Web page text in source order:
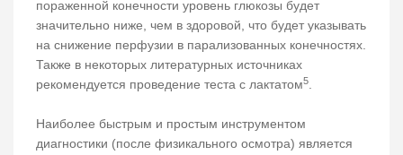
пораженной конечности уровень глюкозы будет
значительно ниже, чем в здоровой, что будет указывать
на снижение перфузии в парализованных конечностях.
Также в некоторых литературных источниках
рекомендуется проведение теста с лактатом5.
Наиболее быстрым и простым инструментом
диагностики (после физикального осмотра) является